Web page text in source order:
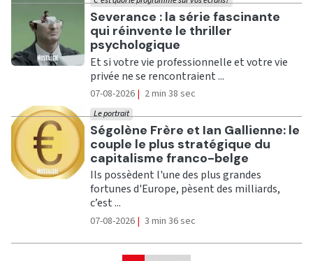
Ecouter
Severance : la série fascinante
qui réinvente le thriller
psychologique
Et si votre vie professionnelle et votre vie
privée ne se rencontraient ...
07-08-2026 | 2 min 38 sec
Ecouter
Ségolène Frère et Ian Gallienne: le
couple le plus stratégique du
capitalisme franco-belge
Le portrait
Ils possèdent l'une des plus grandes
fortunes d'Europe, pèsent des milliards,
c’est ...
07-08-2026 | 3 min 36 sec